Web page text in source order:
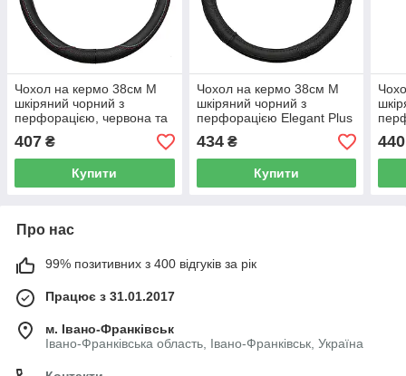
Чохол на кермо 38см М
шкіряний чорний з
перфорацією, червона та
синя нитка Elegant Plus EL
105 797
407 ₴
Купити
Чохол на кермо 38см М
шкіряний чорний з
перфорацією Elegant Plus
EL 105 803
434₴
Купити
EL
440
Про нас
99% позитивних з 400 відгуків за рік
Працює з 31.01.2017
м. Івано-Франківськ
Івано-Франківська область, Івано-Франківськ, Україна